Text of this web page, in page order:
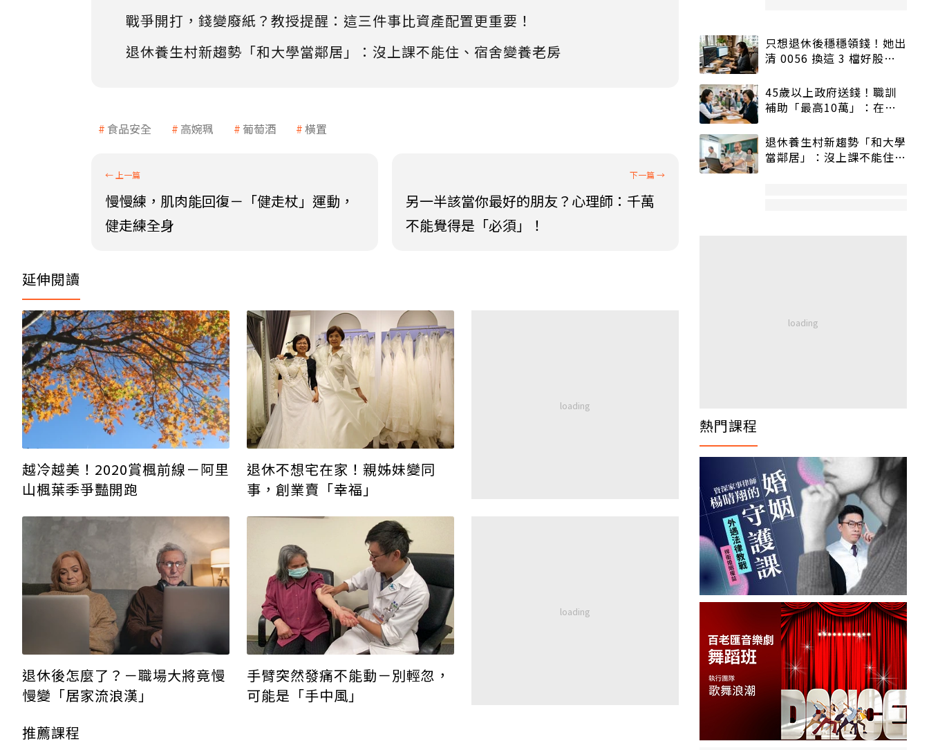
戰爭開打，錢變廢紙？教授提醒：這三件事比資產配置更重要！
退休養生村新趨勢「和大學當鄰居」：沒上課不能住、宿舍變養老房
食品安全 高婉珮 葡萄酒 橫置
慢慢練，肌肉能回復－「健走杖」運動，
健走練全身
另一半該當你最好的朋友？心理師：千萬
不能覺得是「必須」！
延伸閱讀
越冷越美！2020賞楓前線－阿里
山楓葉季爭豔開跑
退休不想宅在家！親姊妹變同
事，創業賣「幸福」
退休後怎麼了？－職場大將竟慢
慢變「居家流浪漢」
手臂突然發痛不能動－別輕忽，
可能是「手中風」
推薦課程
只想退休後穩穩領錢！她出
清 0056 換這 3 檔好股：
45歲以上政府送錢！職訓
補助「最高10萬」：在
退休養生村新趨勢「和大學
當鄰居」：沒上課不能住、
熱門課程